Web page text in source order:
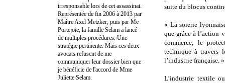
suite du blocus
« La soierie
que grâce à l’action
commerce, le
technique à travers
l’industrie française. »
L’industrie textile
irresponsable lors de cet assassinat.
Représentée de fin 2006 à 2013 par
Maître Axel Metzker, puis par Me
Portejoie, la famille Selam a lancé
de multiples procédures. Une
stratégie pertinente. Mais ces deux
avocats refusent de me
communiquer leur dossier bien que
je bénéficie de l'accord de Mme
Juliette Selam.